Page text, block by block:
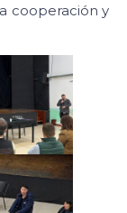
cooperación y